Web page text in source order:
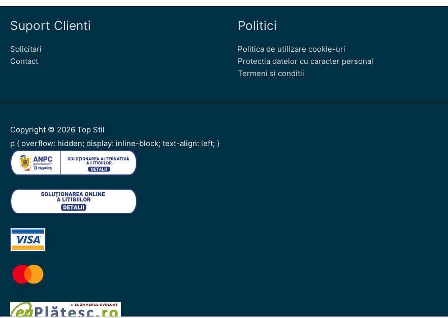
Suport Clienti
Solicitari
Contact
Politici
Politica de utilizare cookie-uri
Protectia datelor cu caracter personal
Termeni si conditii
Copyright © 2026 Top Stil
p { overflow: hidden; display: inline-block; text-align: left; }